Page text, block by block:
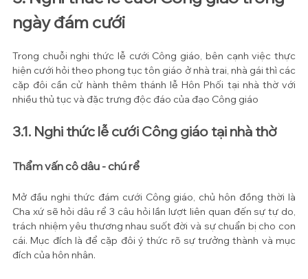
ngày đám cưới
Trong chuỗi nghi thức lễ cưới Công giáo, bên cạnh việc thực
hiện cưới hỏi theo phong tục tôn giáo ở nhà trai, nhà gái thì các
cặp đôi cần cử hành thêm thánh lễ Hôn Phối tại nhà thờ với
nhiều thủ tục và đặc trưng độc đáo của đạo Công giáo
3.1. Nghi thức lễ cưới Công giáo tại nhà thờ
Thẩm vấn cô dâu - chú rể
Mở đầu nghi thức đám cưới Công giáo, chủ hôn đồng thời là
Cha xứ sẽ hỏi dâu rể 3 câu hỏi lần lượt liên quan đến sự tự do,
trách nhiệm yêu thương nhau suốt đời và sự chuẩn bị cho con
cái. Mục đích là để cặp đôi ý thức rõ sự trưởng thành và mục
đích của hôn nhân.